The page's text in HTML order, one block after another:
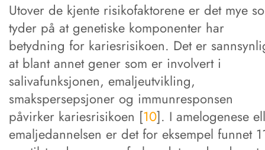
Utover de kjente risikofaktorene er det mye
tyder på at genetiske komponenter har
betydning for kariesrisikoen. Det er
at blant annet gener som er involvert i
salivafunksjonen, emaljeutvikling,
smakspersepsjoner og immunresponsen
påvirker kariesrisikoen [10]. I amelogenese
emaljedannelsen er det for eksempel funnet